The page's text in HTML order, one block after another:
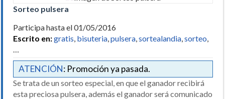
Sorteo pulsera
Participa hasta el 01/05/2016
Escrito en:gratis, bisuteria,pulsera,sortealandia,sorteo,
…
ATENCIÓN: Promoción ya pasada.
Se trata de un sorteo especial, en que el ganador recibirá
esta preciosa pulsera, además el ganador será comunicado